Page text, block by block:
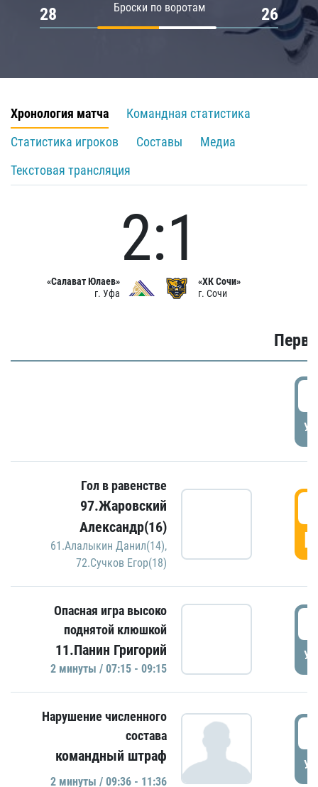
Броски по воротам
28 26
Хронология матча
Командная статистика
Статистика игроков
Составы
Медиа
Текстовая трансляция
«Салават Юлаев»
г. Уфа
2:1
«ХК Сочи»
г. Сочи
Гол в равенстве
97.Жаровский
Александр(16)
61.Алалыкин Данил(14),
72.Сучков Егор(18)
Опасная игра высоко
поднятой клюшкой
11.Панин Григорий
2 минуты / 07:15 - 09:15
Нарушение численного
состава
командный штраф
2 минуты / 09:36 - 11:36